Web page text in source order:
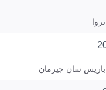
تروا
باريس سان جيرمان